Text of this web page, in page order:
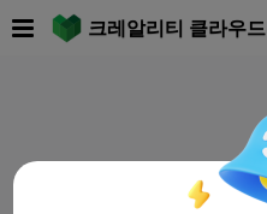
크레알리티 클라우드